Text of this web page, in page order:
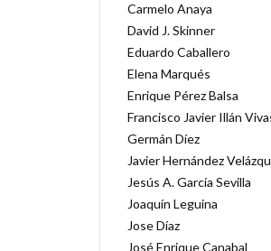
Carmelo Anaya
David J. Skinner
Eduardo Caballero
Elena Marqués
Enrique Pérez Balsa
Francisco Javier Illán
Germán Díez
Javier Hernández
Jesús A. García Sevilla
Joaquín Leguina
Jose Díaz
José Enrique Canabal